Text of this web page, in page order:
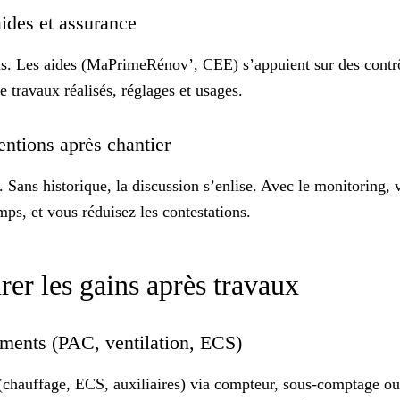
et assurance
Les aides (MaPrimeRénov’, CEE) s’appuient sur des
réalisés, réglages et usages.
après chantier
historique, la discussion s’enlise. Avec le
et vous réduisez les contestations.
les gains après travaux
(PAC, ventilation, ECS)
ECS, auxiliaires) via compteur, sous-comptage